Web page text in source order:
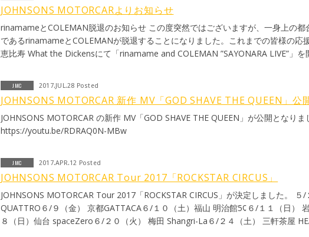
JOHNSONS MOTORCARよりお知らせ
rinamameとCOLEMAN脱退のお知らせ この度突然ではございますが、一身上の都
であるrinamameとCOLEMANが脱退することになりました。これまでの皆様の応
恵比寿 What the Dickensにて「rinamame and COLEMAN ”SAYONARA LIVE”」を
ムのrinamameはJOHNSONS MOTORCARを脱退する事となりました。 今まで真剣
い、全身全霊をかけて取り組み、表現してきました。 そして、その今までがあった
人生の選択をさせて頂きました。 今まで沢山応援してくださった皆様のお陰で今の
イブを見に来てくれたり、CDを聴いてくれたり、嬉しいお言葉を沢山かけてくれ
てくれて有り難うございました!! みんながJMCの音楽でニコニコ笑顔になって元気
Dickensにて脱退ライブをさせて頂きます。 皆様を哀しませてしまい申し訳ありま
らせて頂きますので、是非遊びにきてくださいませ。 最後COLEMANとrinamame
てくれたら嬉しいです。 そして、これからも引き続き、JOHNSONS MOTORCAR
す!! 私もずっと応援していきます。 私も音楽、表現は続けていきます。 愛と情熱
rinamameパワー全開でいきます!! これからもそれぞれの表現を宜しくお願い致しま
繋がって輪になって、そして続いていくと思っています。 これからも沢山の人を
JMC 2017.JUL.28 Posted
JOHNSONS MOTORCAR 新作 MV「GOD SHAVE THE QUEEN」公
JOHNSONS MOTORCAR の新作 MV「GOD SHAVE THE QUEEN」が公開となりま
https://youtu.be/RDRAQ0N-MBw
JMC 2017.APR.12 Posted
JOHNSONS MOTORCAR Tour 2017「ROCKSTAR CIRCUS」
JOHNSONS MOTORCAR Tour 2017「ROCKSTAR CIRCUS」が決定しました。 ５
QUATTRO６/９（金） 京都GATTACA６/１０（土）福山 明治館5¢６/１１（日）
８（日）仙台 spaceZero６/２０（火） 梅田 Shangri-La６/２４（土） 三軒茶屋